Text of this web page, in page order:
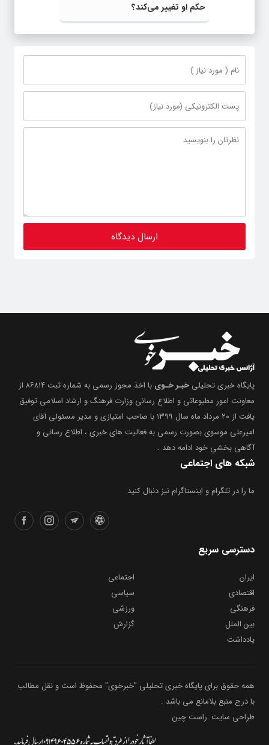
حکم او تغییر می‌کند؟
پایگاه خبری تحلیلی خبـر خـوی
با اخذ مجوز رسمی به شماره ثبت ۸۶۸۱۴ از
معاونت امور مطبوعاتی و اطلاع رسانی وزارت فرهنگ و ارشاد اسلامی توفیق
یافت از ۲۰ مرداد ماه سال ۱۳۹۹ با صاحب امتیازی و مدیر مسئولی آقای
امیرعلی موسوی بصورت رسمی به فعالیت های خبری ، اطلاع رسانی و
آگاهی بخشیِ خود ادامه دهد .
شبکه های اجتماعی
ما را در تلگرام و اینستاگرام نیز دنبال کنید
دسترسی سریع
ایران
اجتماعی
اقتصادی
سیاسی
فرهنگی
ورزشی
بین الملل
گزارش
یادداشت
همه حقوق برای پایگاه خبری تحلیلی "خبرخوی" محفوظ است و نقل مطالب
با درج منبع بلامانع می باشد .
طراحی سایت :راست چین